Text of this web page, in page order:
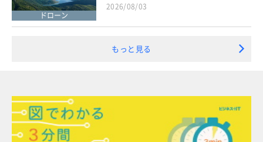
ドローン
2026/08/03
もっと見る